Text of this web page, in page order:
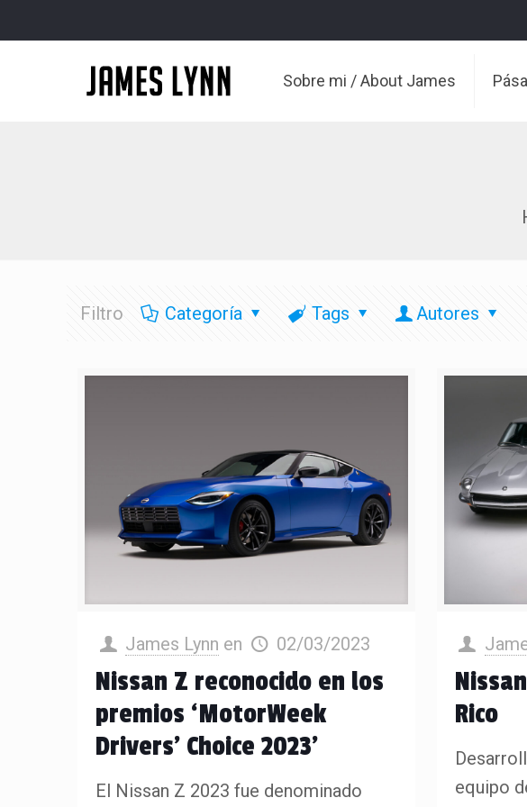
Sobre mi / About James
Filtro Categoría Tags Autores
James Lynn en 02/03/2023
Nissan Z reconocido en los
premios ‘MotorWeek
Drivers’ Choice 2023’
El Nissan Z 2023 fue denominado
Rico
equipo